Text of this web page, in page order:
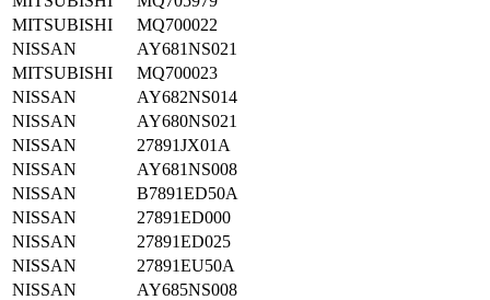
MITSUBISHI
MQ700022
NISSAN
AY681NS021
MITSUBISHI
MQ700023
NISSAN
AY682NS014
NISSAN
AY680NS021
NISSAN
27891JX01A
NISSAN
AY681NS008
NISSAN
B7891ED50A
NISSAN
27891ED000
NISSAN
27891ED025
NISSAN
27891EU50A
NISSAN
AY685NS008